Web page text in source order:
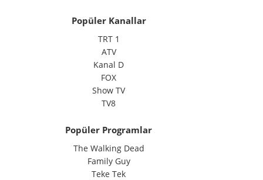
Popüler Kanallar
TRT 1
ATV
Kanal D
FOX
Show TV
TV8
Popüler Programlar
The Walking Dead
Family Guy
Teke Tek